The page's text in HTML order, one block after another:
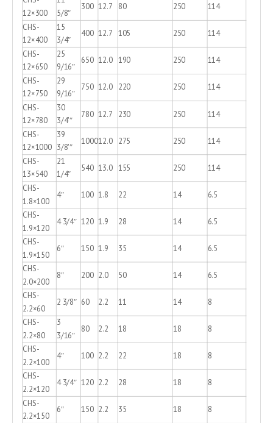
12×300
5/8″
300 12.7 80 250 114
CHS-
12×400
15
3/4″
400 12.7 105 250 114
CHS-
12×650
25
9/16″
650 12.0 190 250 114
CHS-
12×750
29
9/16″
750 12.0 220 250
114
CHS-
12×780
30
3/4'″
780 12.7 230 250
114
CHS-
12×1000
39
3/8'″
100012.0 275 250
114
CHS-
13×540
21
1/4″
540 13.0 155 250
114
CHS-
1.8×100
4″ 100 1.8 22 14 6.5
CHS-
1.9×120
4 3/4″ 120 1.9 28 14 6.5
CHS-
1.9×150
6″ 150 1.9 35 14 6.5
CHS-
2.0×200
8″ 200 2.0 50 14 6.5
CHS-
2.2×60
2 3/8″ 60 2.2 11 14 8
CHS-
2.2×80
3
3/16″
80 2.2 18 18 8
CHS-
2.2×100
4″ 100 2.2 22 18 8
CHS-
2.2×120
4 3/4″ 120 2.2 28 18 8
CHS-
2.2×150
6″ 150 2.2 35 18 8